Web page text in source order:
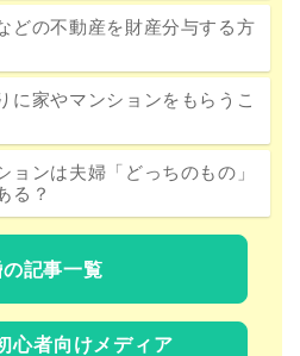
どの不動産を財産分与する方
に家やマンションをもらうこ
ョンは夫婦「どっちのもの」
る？
記事一覧
心者向けメディア